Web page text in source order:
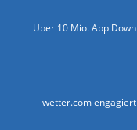
Über 10 Mio. App
wetter.com